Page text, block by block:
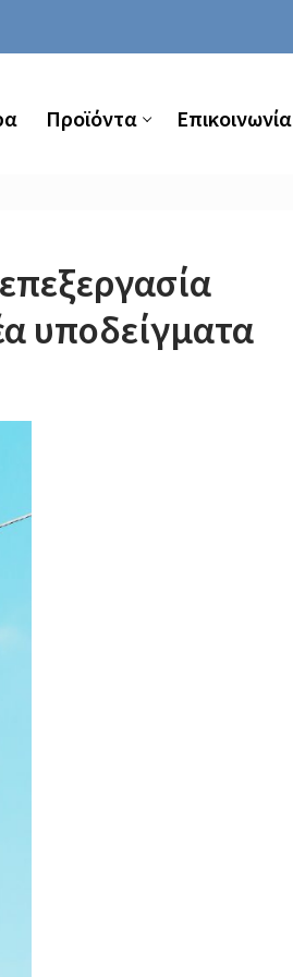
Προϊόντα Επικοινωνία
2016/679
υποδείγματα